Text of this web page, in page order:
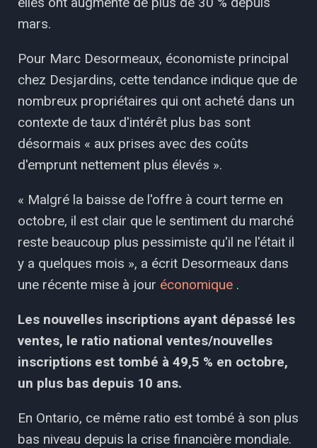
mars.
Pour Marc Desormeaux, économiste principal
chez Desjardins, cette tendance indique que de
nombreux propriétaires qui ont acheté dans un
contexte de taux d'intérêt plus bas sont
désormais « aux prises avec des coûts
d'emprunt nettement plus élevés ».
« Malgré la baisse de l'offre à court terme en
octobre, il est clair que le sentiment du marché
reste beaucoup plus pessimiste qu'il ne l'était il
y a quelques mois », a écrit Desormeaux dans
une récente mise à jour économique .
Les nouvelles inscriptions ayant dépassé les
ventes, le ratio national ventes/nouvelles
inscriptions est tombé à 49,5 % en octobre,
un plus bas depuis 10 ans.
En Ontario, ce même ratio est tombé à son plus
bas niveau depuis la crise financière mondiale.